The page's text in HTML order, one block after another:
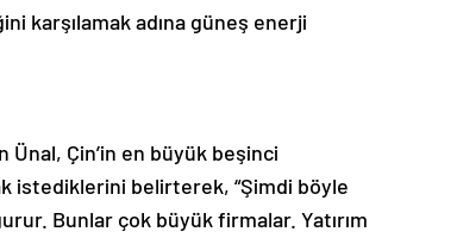
karşılamak adına güneş enerji
Ünal, Çin’in en büyük beşinci
istediklerini belirterek, “Şimdi böyle
Bunlar çok büyük firmalar. Yatırım